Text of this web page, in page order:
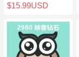
元
$15.99USD